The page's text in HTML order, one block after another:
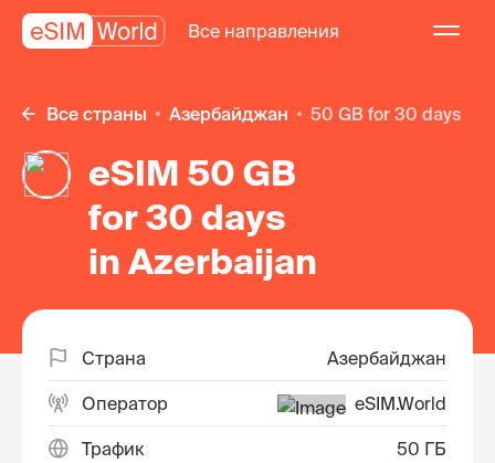
Все направления
Все страны Азербайджан 50 GB for 30 days
eSIM 50 GB
for 30 days
in Azerbaijan
Страна Азербайджан
Оператор eSIM.World
Трафик 50 ГБ